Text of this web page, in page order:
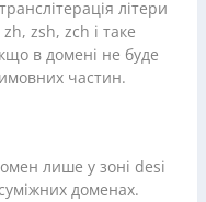
літери
zsh, zch і таке
в домені не буде
частин.
лише у зоні desi
доменах.